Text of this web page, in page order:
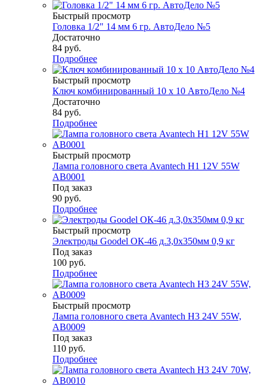
Быстрый просмотр
Головка 1/2" 14 мм 6 гр. АвтоДело №5
Достаточно
84 руб.
Подробнее
Быстрый просмотр
Ключ комбинированный 10 х 10 АвтоДело №4
Достаточно
84 руб.
Подробнее
Быстрый просмотр
Лампа головного света Avantech H1 12V 55W
AB0001
Под заказ
90 руб.
Подробнее
Быстрый просмотр
Электроды Goodel ОК-46 д.3,0х350мм 0,9 кг
Под заказ
100 руб.
Подробнее
Быстрый просмотр
Лампа головного света Avantech H3 24V 55W,
AB0009
Под заказ
110 руб.
Подробнее